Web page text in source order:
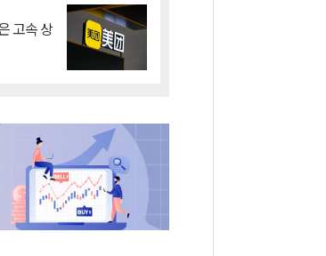
고속 상